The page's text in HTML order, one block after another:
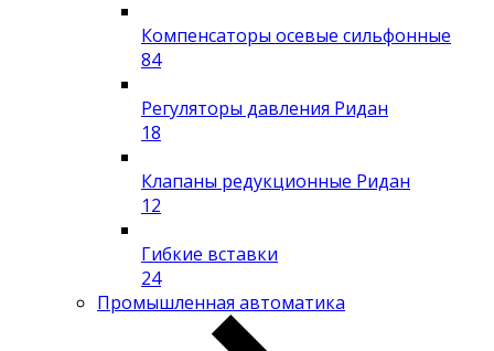
Компенсаторы осевые сильфонные
84
Регуляторы давления Ридан
18
Клапаны редукционные Ридан
12
Гибкие вставки
24
Промышленная автоматика